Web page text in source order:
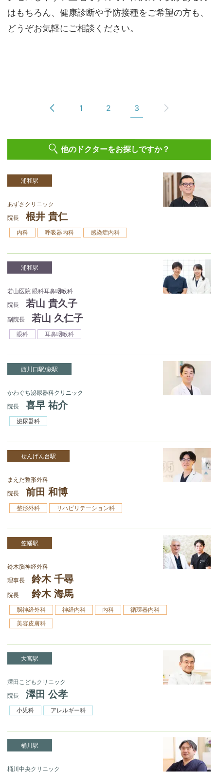
はもちろん、健康診断や予防接種をご希望の方も、
どうぞお気軽にご相談ください。
1 2 3
他のドクターをお探しですか？
浦和駅
あずさクリニック
院長
根井 貴仁
内科 呼吸器内科 感染症内科
浦和駅
若山医院 眼科耳鼻咽喉科
院長
若山 貴久子
副院長 若山 久仁子
眼科 耳鼻咽喉科
西川口駅/蕨駅
かわぐち泌尿器科クリニック
院長
喜早 祐介
泌尿器科
せんげん台駅
まえだ整形外科
院長
前田 和博
整形外科 リハビリテーション科
笠幡駅
鈴木脳神経外科
理事長
鈴木 千尋
院長 鈴木 海馬
脳神経外科 神経内科 内科
循環器内科
美容皮膚科
大宮駅
澤田こどもクリニック
院長
澤田 公孝
小児科 アレルギー科
桶川駅
桶川中央クリニック